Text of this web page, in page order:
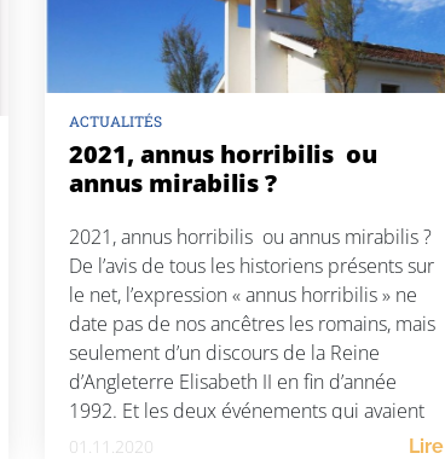
ACTUALITÉS
2021, annus horribilis ou
annus mirabilis ?
2021, annus horribilis ou annus mirabilis ?
De l’avis de tous les historiens présents sur
le net, l’expression « annus horribilis » ne
date pas de nos ancêtres les romains, mais
seulement d’un discours de la Reine
d’Angleterre Elisabeth II en fin d’année
1992. Et les deux événements qui avaient
rendu cette année-là aussi tragique aux
01.11.2020 Lire